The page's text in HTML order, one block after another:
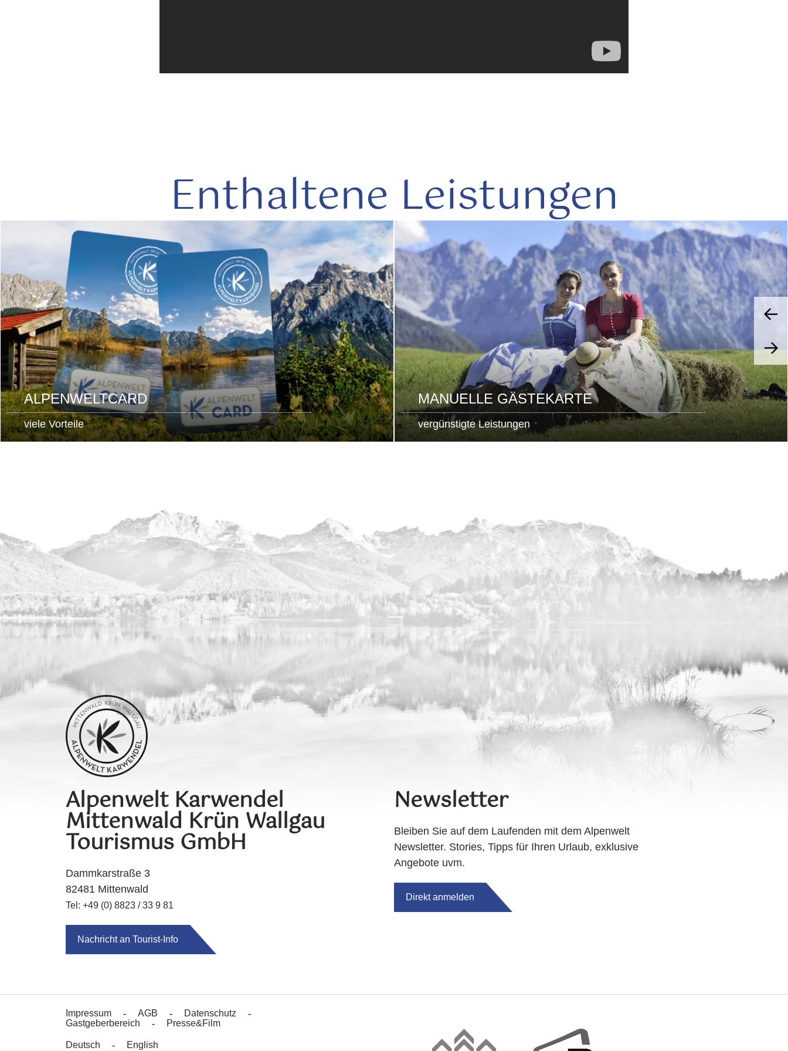
Enthaltene Leistungen
©
ALPENWELTCARD
viele Vorteile
©
MANUELLE GÄSTEKARTE
vergünstigte Leistungen
mehr
lesen
Alpenwelt Karwendel
Mittenwald Krün Wallgau
Tourismus GmbH
Dammkarstraße 3
82481 Mittenwald
Tel: +49 (0) 8823 / 33 9 81
Nachricht an Tourist-Info
Newsletter
Bleiben Sie auf dem Laufenden mit dem Alpenwelt
Newsletter. Stories, Tipps für Ihren Urlaub, exklusive
Angebote uvm.
Direkt anmelden
Impressum AGB
Datenschutz
Gastgeberbereich
Presse&Film
Deutsch English